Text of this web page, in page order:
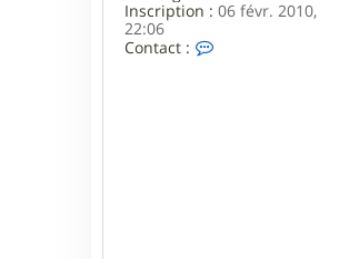
Inscription : 06 févr. 2010,
22:06
Contact :